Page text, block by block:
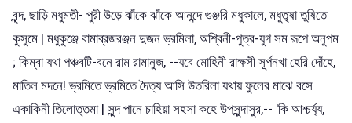
বৃন্দ, ছাড়ি মধুমতী- পুরী উড়ে ঝাঁকে ঝাঁকে আনন্দে গুঞ্জরি মধুকালে, মধুতৃষা তুষিতে
কুসুমে | মধুকুঞ্জে বামাব্রজরঞ্জন দুজন ভ্রমিলা, অশ্বিনী-পুত্র-যুগ সম রূপে অনুপম
; কিম্বা যথা পঞ্চবটি-বনে রাম রামানুজ, --যবে মোহিনী রাক্ষসী সূর্পনখা হেরি দোঁহে,
মাতিল মদনে! ভ্রমিতে ভ্রমিতে দৈত্য আসি উতরিলা যথায় ফুলের মাঝে বসে
একাকিনী তিলোত্তমা | সুন্দ পানে চাহিয়া সহসা কহে উপসুন্দাসুর,-- 'কি আশ্চর্য্য,